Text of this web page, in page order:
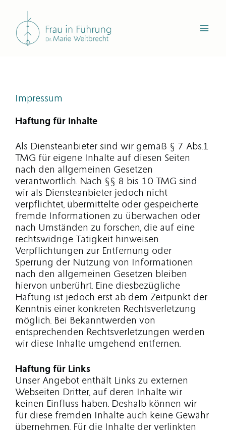
springen
Impressum
Haftung für Inhalte
Als Diensteanbieter sind wir gemäß § 7 Abs.1
TMG für eigene Inhalte auf diesen Seiten
nach den allgemeinen Gesetzen
verantwortlich. Nach §§ 8 bis 10 TMG sind
wir als Diensteanbieter jedoch nicht
verpflichtet, übermittelte oder gespeicherte
fremde Informationen zu überwachen oder
nach Umständen zu forschen, die auf eine
rechtswidrige Tätigkeit hinweisen.
Verpflichtungen zur Entfernung oder
Sperrung der Nutzung von Informationen
nach den allgemeinen Gesetzen bleiben
hiervon unberührt. Eine diesbezügliche
Haftung ist jedoch erst ab dem Zeitpunkt der
Kenntnis einer konkreten Rechtsverletzung
möglich. Bei Bekanntwerden von
entsprechenden Rechtsverletzungen werden
wir diese Inhalte umgehend entfernen.
Haftung für Links
Unser Angebot enthält Links zu externen
Webseiten Dritter, auf deren Inhalte wir
keinen Einfluss haben. Deshalb können wir
für diese fremden Inhalte auch keine Gewähr
übernehmen. Für die Inhalte der verlinkten